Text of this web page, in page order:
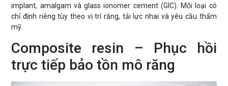
implant, amalgam và glass ionomer cement (GIC). Mỗi loại có
chỉ định riêng tùy theo vị trí răng, tải lực nhai và yêu cầu thẩm
mỹ.
Composite resin – Phục hồi
trực tiếp bảo tồn mô răng